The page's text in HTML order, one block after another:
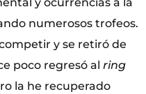
numerosos trofeos.
y se retiró de
poco regresó al ring
la he recuperado